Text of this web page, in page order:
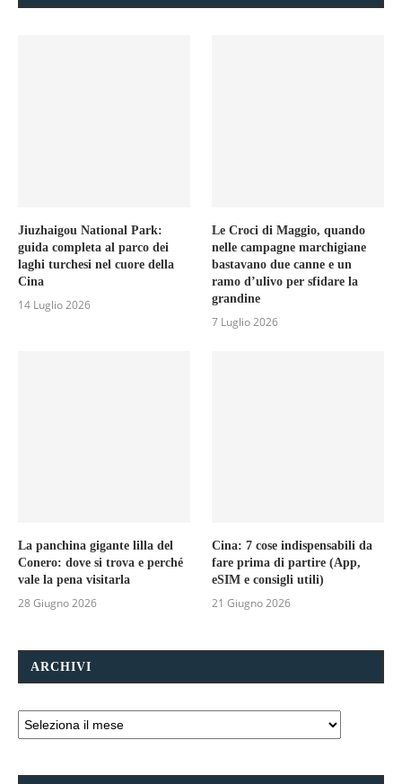
Jiuzhaigou National Park:
guida completa al parco dei
laghi turchesi nel cuore della
Cina
14 Luglio 2026
Le Croci di Maggio, quando
nelle campagne marchigiane
bastavano due canne e un
ramo d’ulivo per sfidare la
grandine
7 Luglio 2026
La panchina gigante lilla del
Conero: dove si trova e perché
vale la pena visitarla
28 Giugno 2026
Cina: 7 cose indispensabili da
fare prima di partire (App,
eSIM e consigli utili)
21 Giugno 2026
ARCHIVI